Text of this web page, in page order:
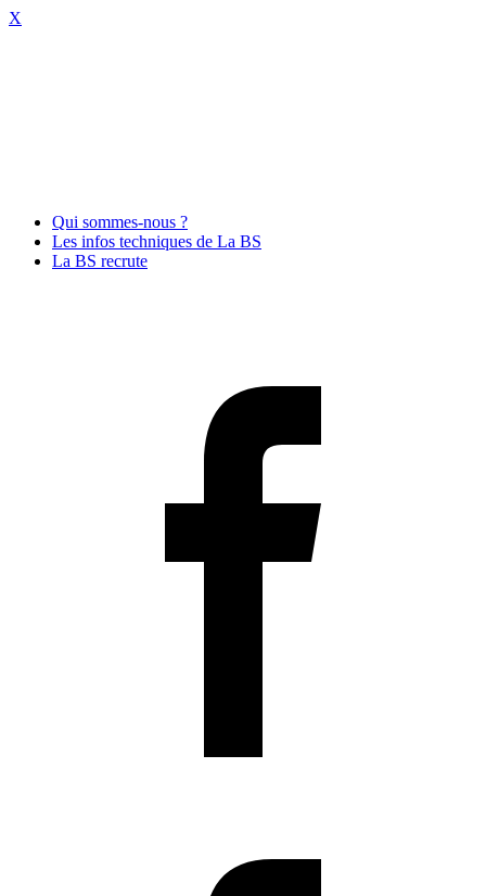
X
Qui sommes-nous ?
Les infos techniques de La BS
La BS recrute